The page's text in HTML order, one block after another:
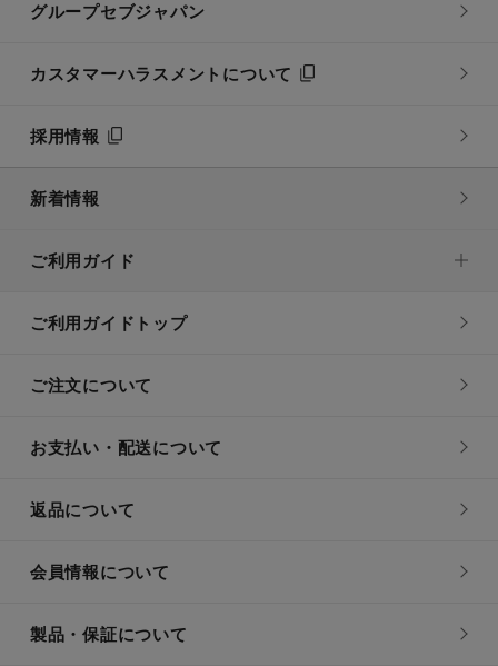
グループセブジャパン
カスタマーハラスメントについて
採用情報
新着情報
ご利用ガイド
ご利用ガイドトップ
ご注文について
お支払い・配送について
返品について
会員情報について
製品・保証について